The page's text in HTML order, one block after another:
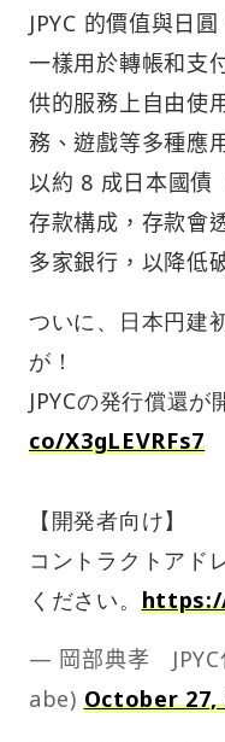
JPYC 的價值與日
一樣用於轉帳和支
供的服務上自由使
務、遊戲等多種應
以約 8 成日本國債
存款構成，存款會
多家銀行，以降低
ついに、日本円建
が！
JPYCの発行償還が
co/X3gLEVRFs7
【開発者向け】
コントラクトアド
ください。
— 岡部典孝 JPYC
abe) October 27,